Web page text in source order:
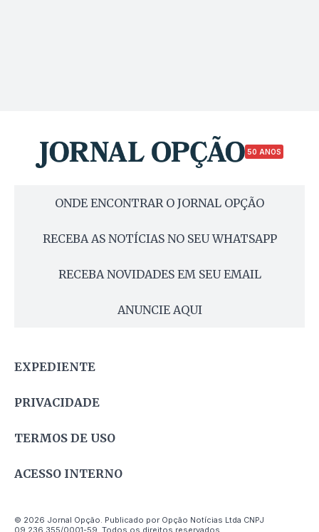
50 ANOS
ONDE ENCONTRAR O JORNAL OPÇÃO
RECEBA AS NOTÍCIAS NO SEU WHATSAPP
RECEBA NOVIDADES EM SEU EMAIL
ANUNCIE AQUI
EXPEDIENTE
PRIVACIDADE
TERMOS DE USO
ACESSO INTERNO
© 2026 Jornal Opção. Publicado por Opção Notícias Ltda CNPJ
09.236.355/0001-59. Todos os direitos reservados.